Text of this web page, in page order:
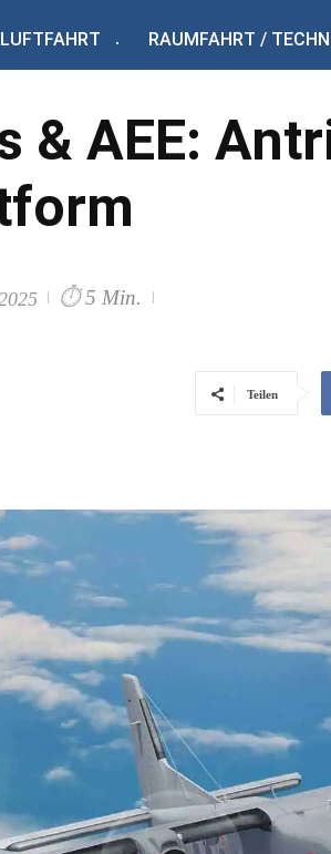
LUFTFAHRT RAUMFAHRT /
& AEE:
⏱ 5 Min.
Teilen